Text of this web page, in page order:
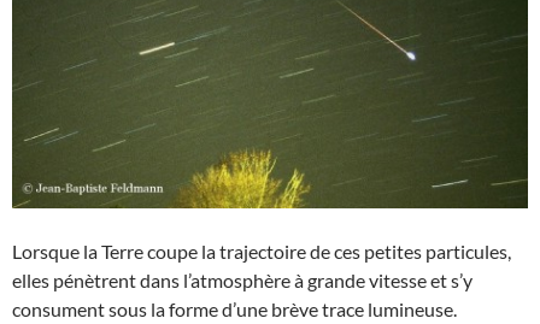
Lorsque la Terre coupe la trajectoire de ces petites particules,
elles pénètrent dans l’atmosphère à grande vitesse et s’y
consument sous la forme d’une brève trace lumineuse.